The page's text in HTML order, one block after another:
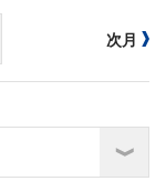
次月